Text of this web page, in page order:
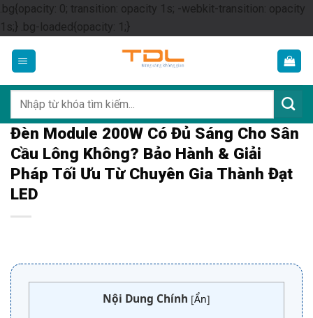
.bg{opacity: 0; transition: opacity 1s; -webkit-transition: opacity
1s;} .bg-loaded{opacity: 1;}Skip
content
kiếm:
Đèn Module 200W Có Đủ Sáng Cho Sân
Cầu Lông Không? Bảo Hành & Giải
Pháp Tối Ưu Từ Chuyên Gia Thành Đạt
LED
Nội Dung Chính [Ẩn]